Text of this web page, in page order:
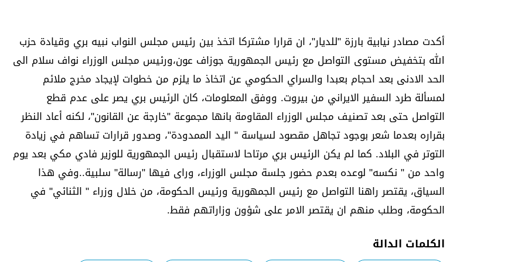
أكدت مصادر نيابية بارزة "للديار"، ان قرارا مشتركا اتخذ بين رئيس مجلس النواب نبيه بري وقيادة حزب
الله بتخفيض مستوى التواصل مع رئيس الجمهورية جوزاف عون،ورئيس مجلس الوزراء نواف سلام الى
الحد الادنى بعد احجام بعبدا والسراي الحكومي عن اتخاذ ما يلزم من خطوات لإيجاد مخرج ملائم
لمسألة طرد السفير الايراني من بيروت. ووفق المعلومات، كان الرئيس بري يصر على عدم قطع
التواصل حتى بعد تصنيف مجلس الوزراء المقاومة بانها مجموعة "خارجة عن القانون"، لكنه أعاد النظر
بقراره بعدما شعر بوجود تجاهل مقصود لسياسة " اليد الممدودة"، وصدور قرارات تساهم في زيادة
التوتر في البلاد. كما لم يكن الرئيس بري مرتاحا لاستقبال رئيس الجمهورية للوزير فادي مكي بعد يوم
واحد من " نكسه" لوعده بعدم حضور جلسة مجلس الوزراء، وراى فيها "رسالة" سلبية..وفي هذا
السياق، يقتصر راهنا التواصل مع رئيس الجمهورية ورئيس الحكومة، من خلال وزراء " الثنائي" في
الحكومة، وطلب منهم ان يقتصر الامر على شؤون وزاراتهم فقط.
الكلمات الدالة